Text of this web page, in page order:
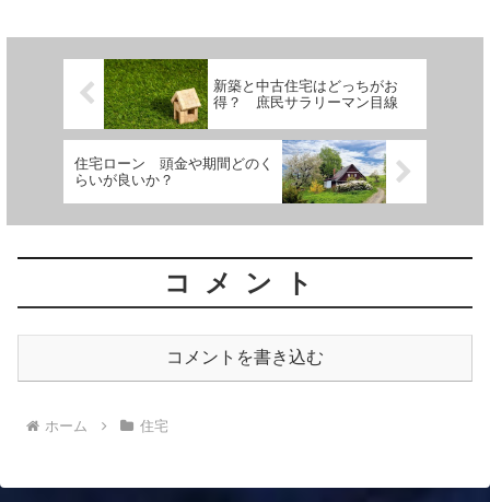
ト）を購入すると家計はどのように変わ
るのか。
新築と中古住宅はどっちがお
得？ 庶民サラリーマン目線
住宅ローン 頭金や期間どのく
らいが良いか？
コメント
コメントを書き込む
ホーム 住宅